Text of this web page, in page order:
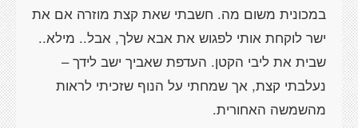
במכונית משום מה. חשבתי שאת קצת מוזרה אם את
ישר לוקחת אותי לפגוש את אבא שלך, אבל.. מילא..
שבית את ליבי הקטן. העדפת שאביך ישב לידך –
נעלבתי קצת, אך שמחתי על הנוף שזכיתי לראות
מהשמשה האחורית.